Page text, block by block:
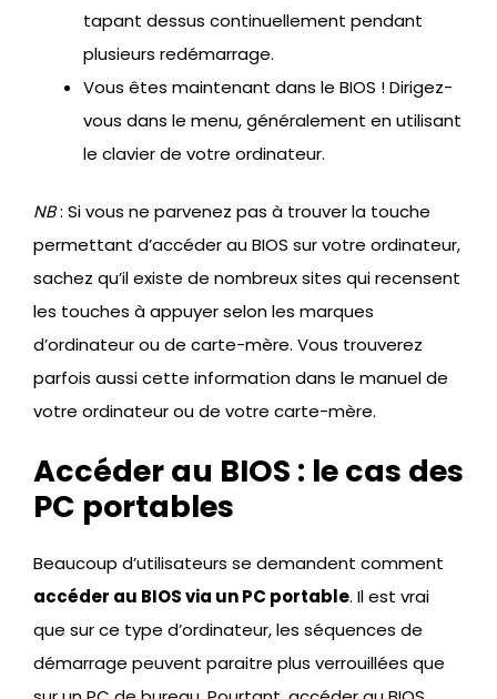
tapant dessus continuellement pendant
plusieurs redémarrage.
Vous êtes maintenant dans le BIOS ! Dirigez-
vous dans le menu, généralement en utilisant
le clavier de votre ordinateur.
NB: Si vous ne parvenez pas à trouver la touche
permettant d’accéder au BIOS sur votre ordinateur,
sachez qu’il existe de nombreux sites qui recensent
les touches à appuyer selon les marques
d’ordinateur ou de carte-mère. Vous trouverez
parfois aussi cette information dans le manuel de
votre ordinateur ou de votre carte-mère.
Accéder au BIOS : le cas des
PC portables
Beaucoup d’utilisateurs se demandent comment
accéder au BIOS via un PC portable. Il est vrai
que sur ce type d’ordinateur, les séquences de
démarrage peuvent paraitre plus verrouillées que